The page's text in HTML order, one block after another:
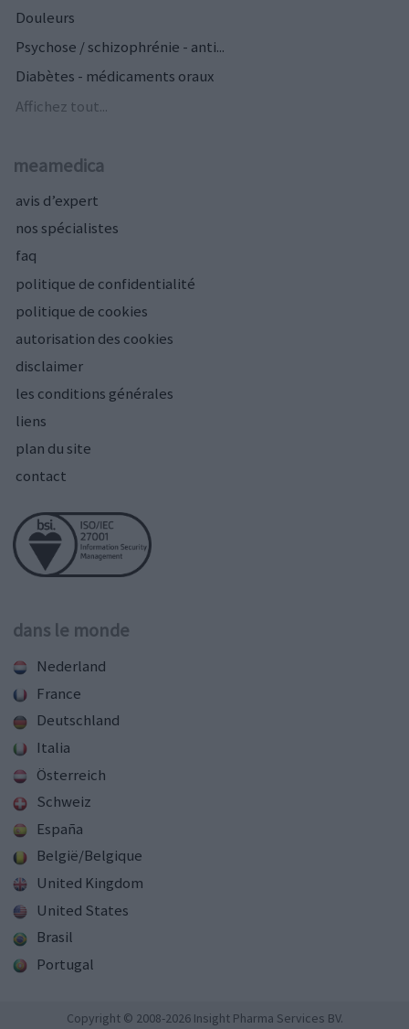
Douleurs
Psychose / schizophrénie - anti...
Diabètes - médicaments oraux
Affichez tout...
meamedica
avis d’expert
nos spécialistes
faq
politique de confidentialité
politique de cookies
autorisation des cookies
disclaimer
les conditions générales
liens
plan du site
contact
dans le monde
Nederland
France
Deutschland
Italia
Österreich
Schweiz
España
België/Belgique
United Kingdom
United States
Brasil
Portugal
Copyright © 2008-2026 Insight Pharma Services BV.